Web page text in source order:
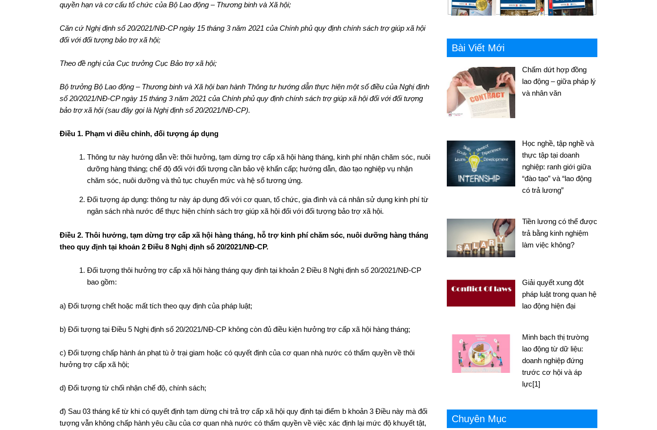
quyền hạn và cơ cấu tổ chức của Bộ Lao động – Thương binh và Xã hội;
Căn cứ Nghị định số 20/2021/NĐ-CP ngày 15 tháng 3 năm 2021 của Chính phủ quy định chính sách trợ giúp xã hội
đối với đối tượng bảo trợ xã hội;
Theo đề nghị của Cục trưởng Cục Bảo trợ xã hội;
Bộ trưởng Bộ Lao động – Thương binh và Xã hội ban hành Thông tư hướng dẫn thực hiện một số điều của Nghị định
số 20/2021/NĐ-CP ngày 15 tháng 3 năm 2021 của Chính phủ quy định chính sách trợ giúp xã hội đối với đối tượng
bảo trợ xã hội (sau đây gọi là Nghị định số 20/2021/NĐ-CP).
Điều 1. Phạm vi điều chỉnh, đối tượng áp dụng
Thông tư này hướng dẫn về: thôi hưởng, tạm dừng trợ cấp xã hội hàng tháng, kinh phí nhận chăm sóc, nuôi
dưỡng hàng tháng; chế độ đối với đối tượng cần bảo vệ khẩn cấp; hướng dẫn, đào tạo nghiệp vụ nhận
chăm sóc, nuôi dưỡng và thủ tục chuyển mức và hệ số tương ứng.
Đối tượng áp dụng: thông tư này áp dụng đối với cơ quan, tổ chức, gia đình và cá nhân sử dụng kinh phí từ
ngân sách nhà nước để thực hiện chính sách trợ giúp xã hội đối với đối tượng bảo trợ xã hội.
Điều 2. Thôi hưởng, tạm dừng trợ cấp xã hội hàng tháng, hỗ trợ kinh phí chăm sóc, nuôi dưỡng hàng tháng
theo quy định tại khoản 2 Điều 8 Nghị định số 20/2021/NĐ-CP.
Đối tượng thôi hưởng trợ cấp xã hội hàng tháng quy định tại khoản 2 Điều 8 Nghị định số 20/2021/NĐ-CP
bao gồm:
a) Đối tượng chết hoặc mất tích theo quy định của pháp luật;
b) Đối tượng tại Điều 5 Nghị định số 20/2021/NĐ-CP không còn đủ điều kiện hưởng trợ cấp xã hội hàng tháng;
c) Đối tượng chấp hành án phạt tù ở trại giam hoặc có quyết định của cơ quan nhà nước có thẩm quyền về thôi
hưởng trợ cấp xã hội;
d) Đối tượng từ chối nhận chế độ, chính sách;
đ) Sau 03 tháng kể từ khi có quyết định tạm dừng chi trả trợ cấp xã hội quy định tại điểm b khoản 3 Điều này mà đối
tượng vẫn không chấp hành yêu cầu của cơ quan nhà nước có thẩm quyền về việc xác định lại mức độ khuyết tật,
Bài Viết Mới
Chấm dứt hợp đồng
lao động – giữa pháp lý
và nhân văn
Học nghề, tập nghề và
thực tập tại doanh
nghiệp: ranh giới giữa
“đào tạo” và “lao động
có trả lương”
Tiền lương có thể được
trả bằng kinh nghiệm
làm việc không?
Giải quyết xung đột
pháp luật trong quan hệ
lao động hiện đại
Minh bạch thị trường
lao động từ dữ liệu:
doanh nghiệp đứng
trước cơ hội và áp
lực[1]
Chuyên Mục